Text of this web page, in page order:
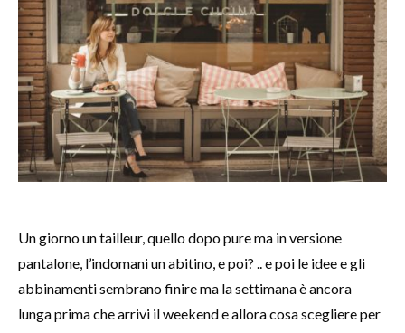
Un giorno un tailleur, quello dopo pure ma in versione
pantalone, l’indomani un abitino, e poi? .. e poi le idee e gli
abbinamenti sembrano finire ma la settimana è ancora
lunga prima che arrivi il weekend e allora cosa scegliere per